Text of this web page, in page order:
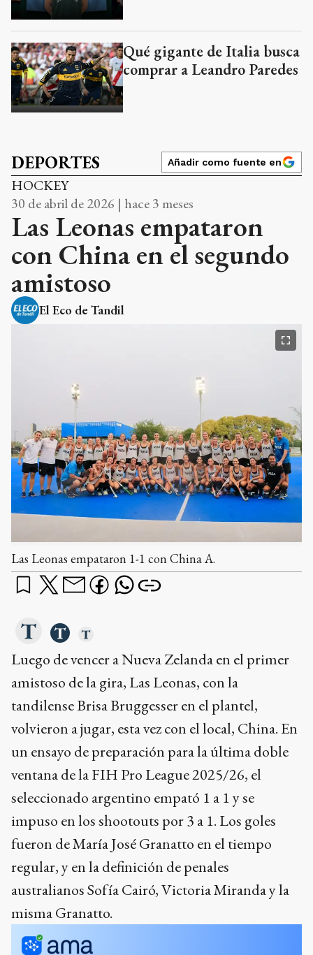
Qué gigante de Italia busca
comprar a Leandro Paredes
DEPORTES Añadir como fuente en
HOCKEY
30 de abril de 2026 | hace 3 meses
Las Leonas empataron
con China en el segundo
amistoso
El Eco de Tandil
Las Leonas empataron 1-1 con China A.
Luego de vencer a Nueva Zelanda en el primer
amistoso de la gira, Las Leonas, con la
tandilense Brisa Bruggesser en el plantel,
volvieron a jugar, esta vez con el local, China. En
un ensayo de preparación para la última doble
ventana de la FIH Pro League 2025/26, el
seleccionado argentino empató 1 a 1 y se
impuso en los shootouts por 3 a 1. Los goles
fueron de María José Granatto en el tiempo
regular, y en la definición de penales
australianos Sofía Cairó, Victoria Miranda y la
misma Granatto.